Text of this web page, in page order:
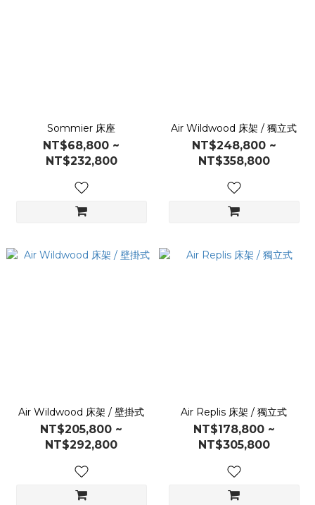
Sommier 床座
NT$68,800 ~
NT$232,800
Air Wildwood 床架 / 獨立式
NT$248,800 ~
NT$358,800
Air Wildwood 床架 / 壁掛式
NT$205,800 ~
NT$292,800
Air Replis 床架 / 獨立式
NT$178,800 ~
NT$305,800